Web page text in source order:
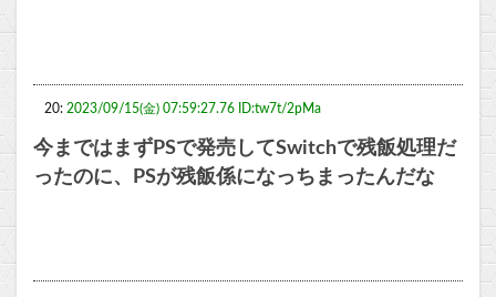
20: 2023/09/15(金) 07:59:27.76 ID:tw7t/2pMa
今まではまずPSで発売してSwitchで残飯処理だ
ったのに、PSが残飯係になっちまったんだな